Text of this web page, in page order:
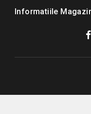
Informatiile